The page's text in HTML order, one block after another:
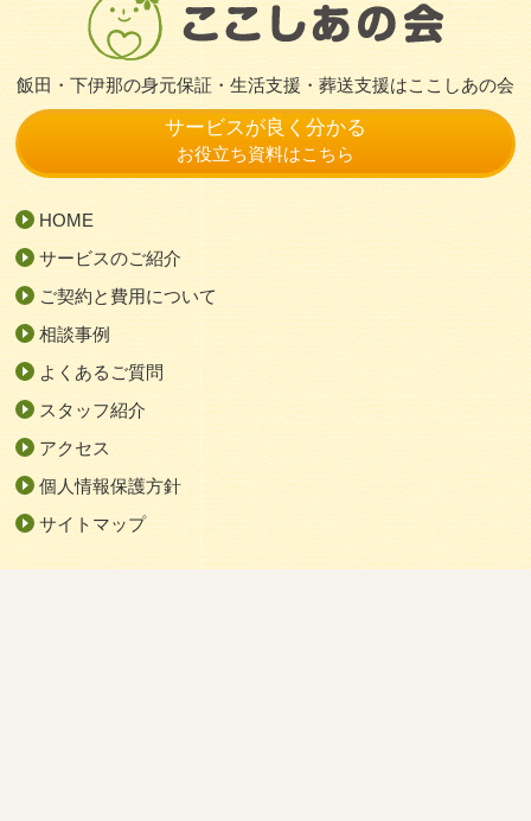
飯田・下伊那の身元保証・生活支援・葬送支援はここしあの会
サービスが良く分かる
お役立ち資料はこちら
HOME
サービスのご紹介
ご契約と費用について
相談事例
よくあるご質問
スタッフ紹介
アクセス
個人情報保護方針
サイトマップ